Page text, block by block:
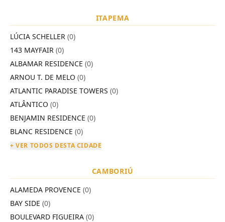
ITAPEMA
LÚCIA SCHELLER (0)
143 MAYFAIR (0)
ALBAMAR RESIDENCE (0)
ARNOU T. DE MELO (0)
ATLANTIC PARADISE TOWERS (0)
ATLÂNTICO (0)
BENJAMIN RESIDENCE (0)
BLANC RESIDENCE (0)
+ VER TODOS DESTA CIDADE
CAMBORIÚ
ALAMEDA PROVENCE (0)
BAY SIDE (0)
BOULEVARD FIGUEIRA (0)